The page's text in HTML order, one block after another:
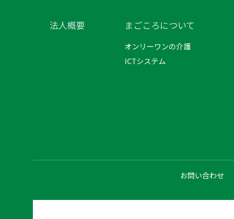
法人概要 まごころについて
オンリーワンの介護
ICTシステム
お問い合わせ